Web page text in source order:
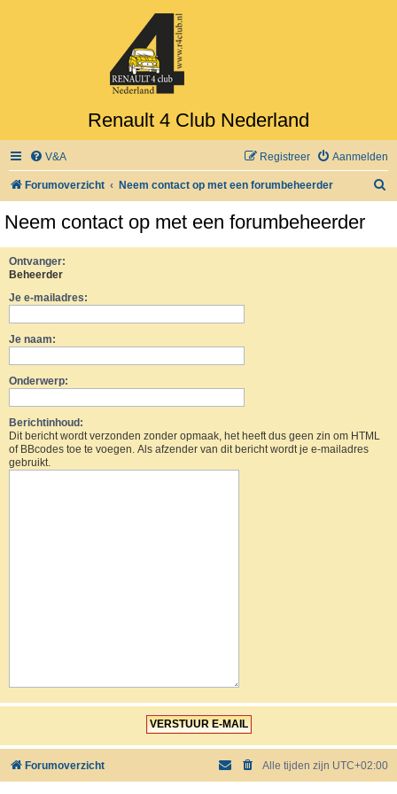
Renault 4 Club Nederland
V&A Aanmelden
Registreer
Forumoverzicht Neem contact op met een forumbeheerder
Neem contact op met een forumbeheerder
Ontvanger:
Beheerder
Je e-mailadres:
Je naam:
Onderwerp:
Berichtinhoud:
Dit bericht wordt verzonden zonder opmaak, het heeft dus geen zin om HTML
of BBcodes toe te voegen. Als afzender van dit bericht wordt je e-mailadres
gebruikt.
Forumoverzicht Alle tijden zijn UTC+02:00